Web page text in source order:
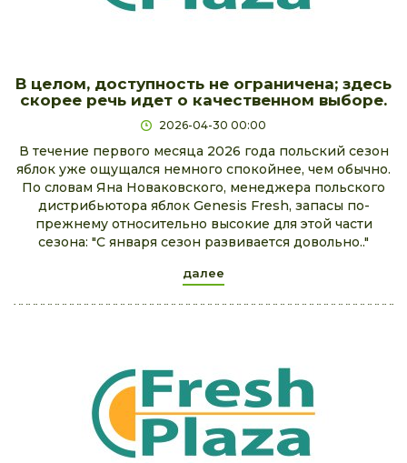
В целом, доступность не ограничена; здесь
скорее речь идет о качественном выборе.
2026-04-30 00:00
В течение первого месяца 2026 года польский сезон
яблок уже ощущался немного спокойнее, чем обычно.
По словам Яна Новаковского, менеджера польского
дистрибьютора яблок Genesis Fresh, запасы по-
прежнему относительно высокие для этой части
сезона: "С января сезон развивается довольно.."
далее